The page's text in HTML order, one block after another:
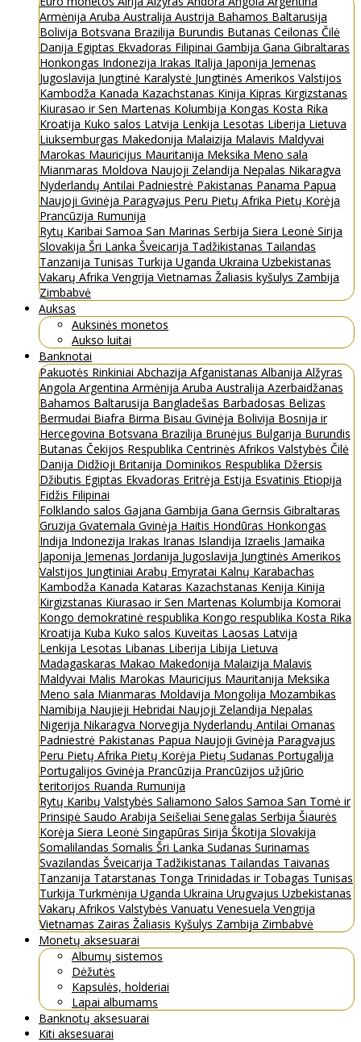
Armėnija Aruba Australija Austrija Bahamos Baltarusija
Bolivija Botsvana Brazilija Burundis Butanas Ceilonas Čilė
Danija Egiptas Ekvadoras Filipinai Gambija Gana Gibraltaras
Honkongas Indonezija Irakas Italija Japonija Jemenas
Jugoslavija Jungtinė Karalystė Jungtinės Amerikos Valstijos
Kambodža Kanada Kazachstanas Kinija Kipras Kirgizstanas
Kiurasao ir Sen Martenas Kolumbija Kongas Kosta Rika
Kroatija Kuko salos Latvija Lenkija Lesotas Liberija Lietuva
Liuksemburgas Makedonija Malaizija Malavis Maldyvai
Marokas Mauricijus Mauritanija Meksika Meno sala
Mianmaras Moldova Naujoji Zelandija Nepalas Nikaragva
Nyderlandų Antilai Padniestrė Pakistanas Panama Papua
Naujoji Gvinėja Paragvajus Peru Pietų Afrika Pietų Korėja
Prancūzija Rumunija
Rytų Karibai Samoa San Marinas Serbija Siera Leonė Sirija
Slovakija Šri Lanka Šveicarija Tadžikistanas Tailandas
Tanzanija Tunisas Turkija Uganda Ukraina Uzbekistanas
Vakarų Afrika Vengrija Vietnamas Žaliasis kyšulys Zambija
Zimbabvė
Auksas
Auksinės monetos
Aukso luitai
Banknotai
Pakuotės Rinkiniai Abchazija Afganistanas Albanija Alžyras
Angola Argentina Armėnija Aruba Australija Azerbaidžanas
Bahamos Baltarusija Bangladešas Barbadosas Belizas
Bermudai Biafra Birma Bisau Gvinėja Bolivija Bosnija ir
Hercegovina Botsvana Brazilija Brunėjus Bulgarija Burundis
Butanas Čekijos Respublika Centrinės Afrikos Valstybės Čilė
Danija Didžioji Britanija Dominikos Respublika Džersis
Džibutis Egiptas Ekvadoras Eritrėja Estija Esvatinis Etiopija
Fidžis Filipinai
Folklando salos Gajana Gambija Gana Gernsis Gibraltaras
Gruzija Gvatemala Gvinėja Haitis Hondūras Honkongas
Indija Indonezija Irakas Iranas Islandija Izraelis Jamaika
Japonija Jemenas Jordanija Jugoslavija Jungtinės Amerikos
Valstijos Jungtiniai Arabų Emyratai Kalnų Karabachas
Kambodža Kanada Kataras Kazachstanas Kenija Kinija
Kirgizstanas Kiurasao ir Sen Martenas Kolumbija Komorai
Kongo demokratinė respublika Kongo respublika Kosta Rika
Kroatija Kuba Kuko salos Kuveitas Laosas Latvija
Lenkija Lesotas Libanas Liberija Libija Lietuva
Madagaskaras Makao Makedonija Malaizija Malavis
Maldyvai Malis Marokas Mauricijus Mauritanija Meksika
Meno sala Mianmaras Moldavija Mongolija Mozambikas
Namibija Naujieji Hebridai Naujoji Zelandija Nepalas
Nigerija Nikaragva Norvegija Nyderlandų Antilai Omanas
Padniestrė Pakistanas Papua Naujoji Gvinėja Paragvajus
Peru Pietų Afrika Pietų Korėja Pietų Sudanas Portugalija
Portugalijos Gvinėja Prancūzija Prancūzijos užjūrio
teritorijos Ruanda Rumunija
Rytų Karibų Valstybės Saliamono Salos Samoa San Tomė ir
Prinsipė Saudo Arabija Seišeliai Senegalas Serbija Šiaurės
Korėja Siera Leonė Singapūras Sirija Škotija Slovakija
Somalilandas Somalis Šri Lanka Sudanas Surinamas
Svazilandas Šveicarija Tadžikistanas Tailandas Taivanas
Tanzanija Tatarstanas Tonga Trinidadas ir Tobagas Tunisas
Turkija Turkmėnija Uganda Ukraina Urugvajus Uzbekistanas
Vakarų Afrikos Valstybės Vanuatu Venesuela Vengrija
Vietnamas Zairas Žaliasis Kyšulys Zambija Zimbabvė
Monetų aksesuarai
Albumų sistemos
Dėžutės
Kapsulės, holderiai
Lapai albumams
Banknotų aksesuarai
Kiti aksesuarai